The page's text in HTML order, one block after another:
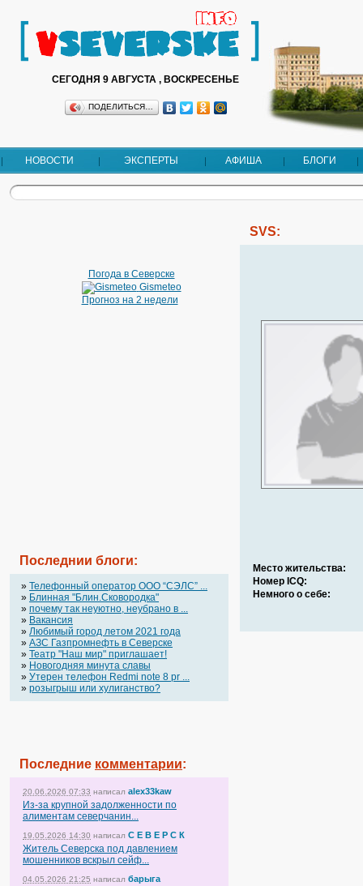
СЕГОДНЯ 9 АВГУСТА , ВОСКРЕСЕНЬЕ
ПОДЕЛИТЬСЯ…
НОВОСТИ ЭКСПЕРТЫ АФИША БЛОГИ
Погода в Северске
Gismeteo
Прогноз на 2 недели
Последнии блоги:
» Телефонный оператор OOO “СЭЛС” ...
» Блинная "Блин.Сковородка"
» почему так неуютно, неубрано в ...
» Вакансия
» Любимый город летом 2021 года
» АЗС Газпромнефть в Северске
» Театр "Наш мир" приглашает!
» Новогодняя минута славы
» Утерен телефон Redmi note 8 pr ...
» розыгрыш или хулиганство?
Последние комментарии:
20.06.2026 07:33 написал alex33kaw
Из-за крупной задолженности по
алиментам северчанин...
19.05.2026 14:30 написал С Е В Е Р С К
Житель Северска под давлением
мошенников вскрыл сейф...
04.05.2026 21:25 написал барыга
SVS:
Место жительства:
Номер ICQ:
Немного о себе: